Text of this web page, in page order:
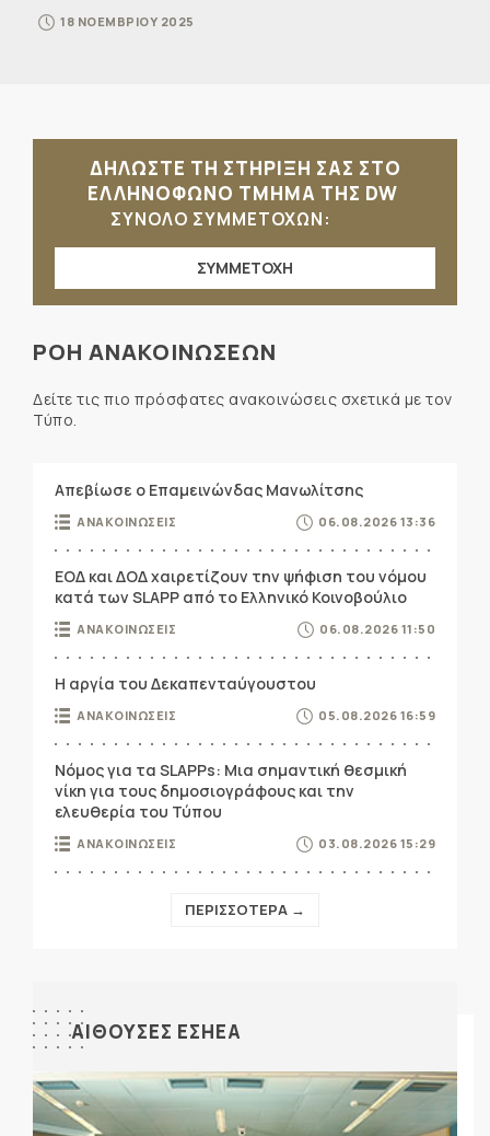
18 ΝΟΕΜΒΡΙΟΥ 2025
ΔΗΛΩΣΤΕ ΤΗ ΣΤΗΡΙΞΗ ΣΑΣ ΣΤΟ
ΕΛΛΗΝΟΦΩΝΟ ΤΜΗΜΑ ΤΗΣ DW
ΣΥΝΟΛΟ ΣΥΜΜΕΤΟΧΩΝ:
ΣΥΜΜΕΤΟΧΗ
ΡΟΗ ΑΝΑΚΟΙΝΩΣΕΩΝ
Δείτε τις πιο πρόσφατες ανακοινώσεις σχετικά με τον
Τύπο.
Απεβίωσε ο Επαμεινώνδας Μανωλίτσης
ΑΝΑΚΟΙΝΩΣΕΙΣ 06.08.2026 13:36
ΕΟΔ και ΔΟΔ χαιρετίζουν την ψήφιση του νόμου
κατά των SLAPP από το Ελληνικό Κοινοβούλιο
ΑΝΑΚΟΙΝΩΣΕΙΣ 06.08.2026 11:50
Η αργία του Δεκαπενταύγουστου
ΑΝΑΚΟΙΝΩΣΕΙΣ 05.08.2026 16:59
Νόμος για τα SLAPPs: Μια σημαντική θεσμική
νίκη για τους δημοσιογράφους και την
ελευθερία του Τύπου
ΑΝΑΚΟΙΝΩΣΕΙΣ 03.08.2026 15:29
ΠΕΡΙΣΣΟΤΕΡΑ →
ΑΙΘΟΥΣΕΣ ΕΣΗΕΑ